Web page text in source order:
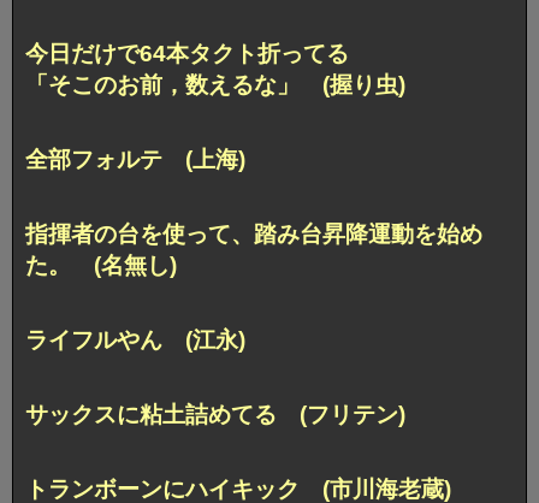
今日だけで64本タクト折ってる
「そこのお前，数えるな」 (握り虫)
全部フォルテ (上海)
指揮者の台を使って、踏み台昇降運動を始め
た。 (名無し)
ライフルやん (江永)
サックスに粘土詰めてる (フリテン)
トランボーンにハイキック (市川海老蔵)